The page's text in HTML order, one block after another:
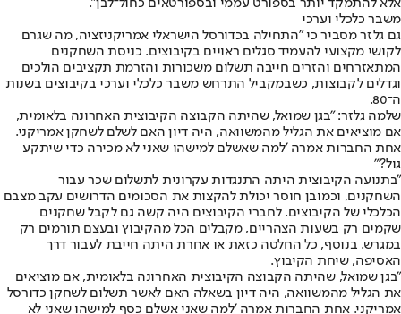
אלא להתמקד יותר בספורט עממי ובספורטאים כחול־לבן".
משבר כלכלי וערכי
גם גלזר מסביר כי "התחילה בכדורסל הישראלי אמריקניזציה, מה שגרם
לקושי מקצועי להעמיד סגלים ראויים בקיבוצים. כניסת השחקנים
המתאזרחים והזרים חייבה תשלום משכורות והזרמת תקציבים הולכים
וגדלים לקבוצות, כשבמקביל התרחש משבר כלכלי וערכי בקיבוצים בשנות
ה־80.
שלמה גלזר: "בגן שמואל, שהיתה הקבוצה הקיבוצית האחרונה בלאומית,
אם מוציאים את הגליל מהמשוואה, היה דיון האם לשלם לשחקן אמריקני.
אחת החברות אמרה 'למה שאשלם למישהו שאני לא מכירה כדי שיתקע
גול?'"
"בתנועה הקיבוצית היתה התנגדות עקרונית לתשלום שכר עבור
השחקנים, וכמובן חוסר יכולת להקצות את הסכומים הדרושים עקב מצבם
הכלכלי של הקיבוצים. לחברי הקיבוצים היה קשה גם לקבל שחקנים
שקמים רק בשעות הצהריים, מקבלים הכל מהקיבוץ ובעצם תורמים רק
במגרש. בנוסף, כל החלטה כזאת או אחרת היתה חייבת לעבור דרך
האסיפה, שיחת הקיבוץ.
"בגן שמואל, שהיתה הקבוצה הקיבוצית האחרונה בלאומית, אם מוציאים
את הגליל מהמשוואה, היה דיון בשאלה האם לאשר תשלום לשחקן כדורסל
אמריקני. אחת החברות אמרה 'למה שאני אשלם כסף למישהו שאני לא